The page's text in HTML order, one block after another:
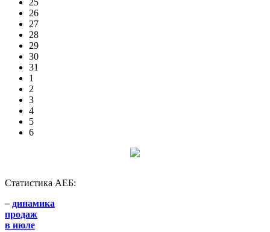
26
27
28
29
30
31
1
2
3
4
5
6
Статистика АЕБ:
– динамика
продаж
в июле